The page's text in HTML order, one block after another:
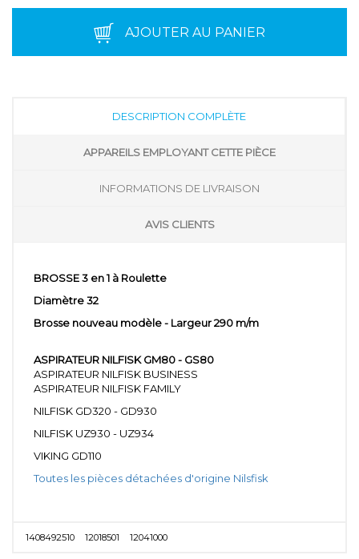
AJOUTER AU PANIER
DESCRIPTION COMPLÈTE
APPAREILS EMPLOYANT CETTE PIÈCE
INFORMATIONS DE LIVRAISON
AVIS CLIENTS
BROSSE 3 en 1 à Roulette
Diamètre 32
Brosse nouveau modèle - Largeur 290 m/m
ASPIRATEUR NILFISK GM80 - GS80
ASPIRATEUR NILFISK BUSINESS
ASPIRATEUR NILFISK FAMILY
NILFISK GD320 - GD930
NILFISK UZ930 - UZ934
VIKING GD110
Toutes les pièces détachées d'origine Nilsfisk
1408492510 12018501 12041000